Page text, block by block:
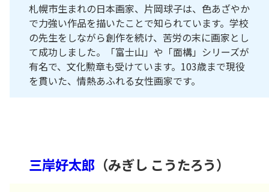
札幌市生まれの日本画家、片岡球子は、色あざやか
で力強い作品を描いたことで知られています。学校
の先生をしながら創作を続け、苦労の末に画家とし
て成功しました。「富士山」や「面構」シリーズが
有名で、文化勲章も受けています。103歳まで現役
を貫いた、情熱あふれる女性画家です。
三岸好太郎 （みぎし こうたろう）